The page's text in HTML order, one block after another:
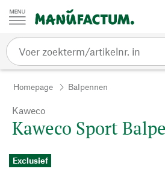
Passer au contenu
Homepage Balpennen
Kaweco
Kaweco Sport
Exclusief